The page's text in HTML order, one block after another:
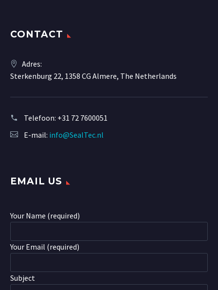
CONTACT
Adres:
Sterkenburg 22, 1358 CG Almere, The Netherlands
Telefoon: +31 72 7600051
E-mail: info@SealTec.nl
EMAIL US
Your Name (required)
Your Email (required)
Subject